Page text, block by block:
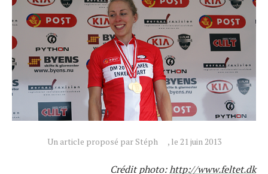
Un article proposé par Stéph , le 21 juin 2013
Crédit photo:http://www.feltet.dk
Actualités
Technologies
Tests de produits
Conseils
Tendances
Tous nos articles